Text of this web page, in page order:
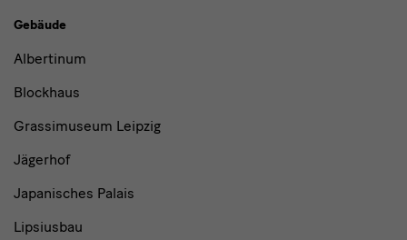
Gebäude,
Museen
Gebäude
Albertinum
Blockhaus
Grassimuseum Leipzig
Jägerhof
Japanisches Palais
Lipsiusbau